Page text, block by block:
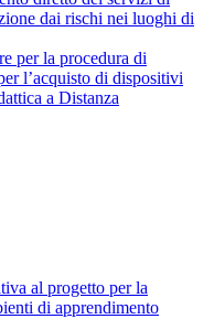
dai rischi nei luoghi di
per la procedura di
l’acquisto di dispositivi
a Distanza
al progetto per la
di apprendimento